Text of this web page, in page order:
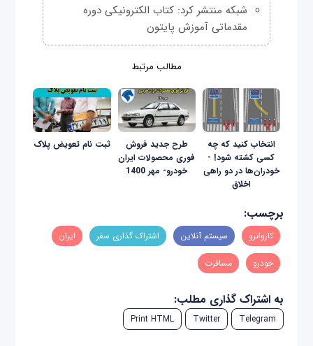
شبکه منتشر کرد: کتاب الکترونیکی دوره
مقدماتی آموزش پایتون
مطالب مرتبط
انتخاب کنید که چه
کسی کشته شود! -
خودران‌ها در دو راهی
اخلاق
طرح جدید فروش
فوری محصولات ایران
خودرو- مهر 1400
ثبت نام تعویض پلاک
برچسب:
کاروانرو سیستم آنلاین اشتراک گذاری سفر ایران
خودرو مسافرت
به اشتراک گذاری مطلب:
Telegram
Twitter
Print HTML